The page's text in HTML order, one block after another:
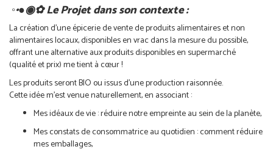
◦•●◉✿ Le Projet dans son contexte :
La création d’une épicerie de vente de produits alimentaires et non
alimentaires locaux, disponibles en vrac dans la mesure du possible,
offrant une alternative aux produits disponibles en supermarché
(qualité et prix) me tient à cœur !
Les produits seront BIO ou issus d’une production raisonnée.
Cette idée m’est venue naturellement, en associant :
Mes idéaux de vie : réduire notre empreinte au sein de la planète,
Mes constats de consommatrice au quotidien : comment réduire
mes emballages,